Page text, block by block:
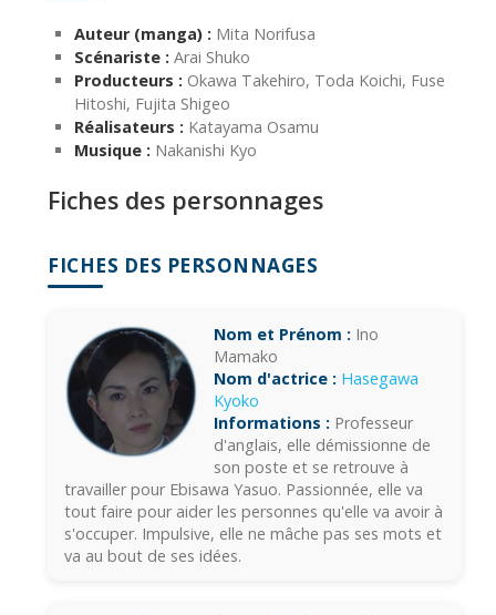
Auteur (manga) : Mita Norifusa
Scénariste : Arai Shuko
Producteurs : Okawa Takehiro, Toda Koichi, Fuse
Hitoshi, Fujita Shigeo
Réalisateurs : Katayama Osamu
Musique : Nakanishi Kyo
Fiches des personnages
FICHES DES PERSONNAGES
Nom et Prénom : Ino
Mamako
Nom d'actrice : Hasegawa
Kyoko
Informations : Professeur
d'anglais, elle démissionne de
son poste et se retrouve à
travailler pour Ebisawa Yasuo. Passionnée, elle va
tout faire pour aider les personnes qu'elle va avoir à
s'occuper. Impulsive, elle ne mâche pas ses mots et
va au bout de ses idées.